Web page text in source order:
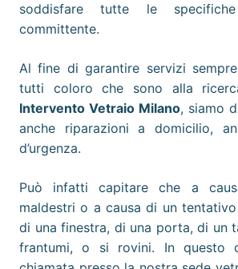
soddisfare tutte le
committente.
Al fine di garantire servizi
tutti coloro che sono alla
Intervento Vetraio Milano, siamo
anche riparazioni a domicilio,
d’urgenza.
Può infatti capitare che a
maldestri o a causa di un
di una finestra, di una porta, di un
frantumi, o si rovini. In questo